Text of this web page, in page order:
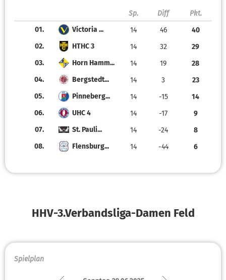
Sp. Diff
Pkt.
01.
Victoria ... 14 46
40
02.
HTHC 3 14 32
29
03.
Horn Hamm... 14 19
28
04.
Bergstedt... 14 3
23
05.
Pinneberg... 14 -15
14
06.
UHC 4 14 -17
9
07.
St. Pauli... 14 -24
8
08.
Flensburg... 14 -44 6
HHV-3.Verbandsliga-Damen Feld
Spielplan